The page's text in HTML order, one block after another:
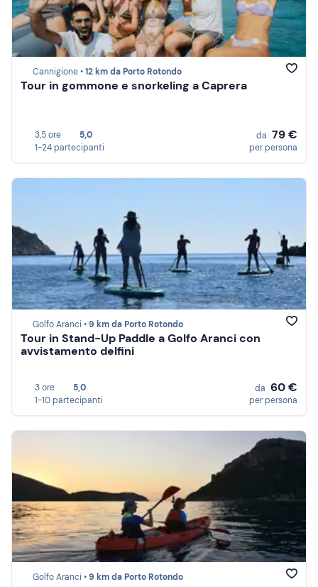
Cannigione •12 km da Porto Rotondo
Tour in gommone e snorkeling a Caprera
3,5 ore
5,0
1-24 partecipanti
da 79 €
per persona
Golfo Aranci •9 km da Porto Rotondo
Tour in Stand-Up Paddle a Golfo Aranci con
avvistamento delfini
3 ore
5,0
1-10 partecipanti
da 60 €
per persona
Golfo Aranci •9 km da Porto Rotondo